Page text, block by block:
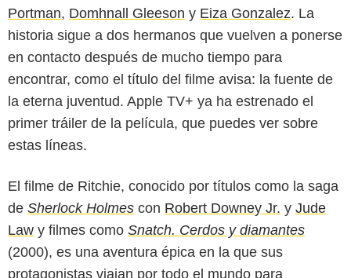
Portman, Domhnall Gleeson y Eiza Gonzalez. La
historia sigue a dos hermanos que vuelven a ponerse
en contacto después de mucho tiempo para
encontrar, como el título del filme avisa: la fuente de
la eterna juventud. Apple TV+ ya ha estrenado el
primer tráiler de la película, que puedes ver sobre
estas líneas.
El filme de Ritchie, conocido por títulos como la saga
de Sherlock Holmes con Robert Downey Jr. y Jude
Law y filmes como Snatch. Cerdos y diamantes
(2000), es una aventura épica en la que sus
protagonistas viajan por todo el mundo para